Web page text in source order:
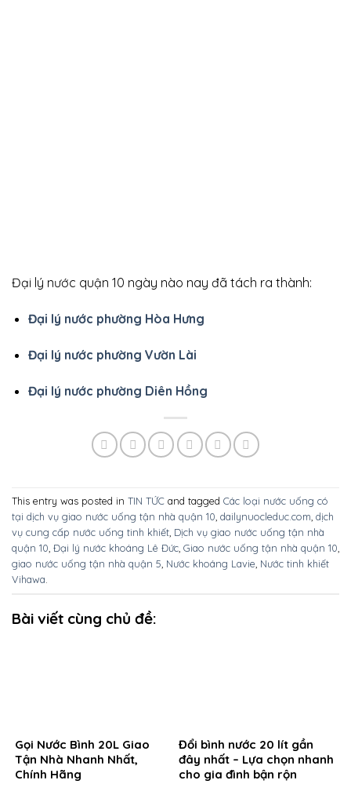
Đại lý nước quận 10 ngày nào nay đã tách ra thành:
Đại lý nước phường Hòa Hưng
Đại lý nước phường Vườn Lài
Đại lý nước phường Diên Hồng
This entry was posted in TIN TỨC and tagged Các loại nước uống có
tại dịch vụ giao nước uống tận nhà quận 10 dailynuocleduc.com dịch
vụ cung cấp nước uống tinh khiết Dịch vụ giao nước uống tận nhà
quận 10 Đại lý nước khoáng Lê Đức Giao nước uống tận nhà quận 10
giao nước uống tận nhà quận 5 Nước khoáng Lavie Nước tinh khiết
Vihawa
Bài viết cùng chủ đề:
Gọi Nước Bình 20L Giao
Tận Nhà Nhanh Nhất,
Chính Hãng
Đổi bình nước 20 lít gần
đây nhất – Lựa chọn nhanh
cho gia đình bận rộn